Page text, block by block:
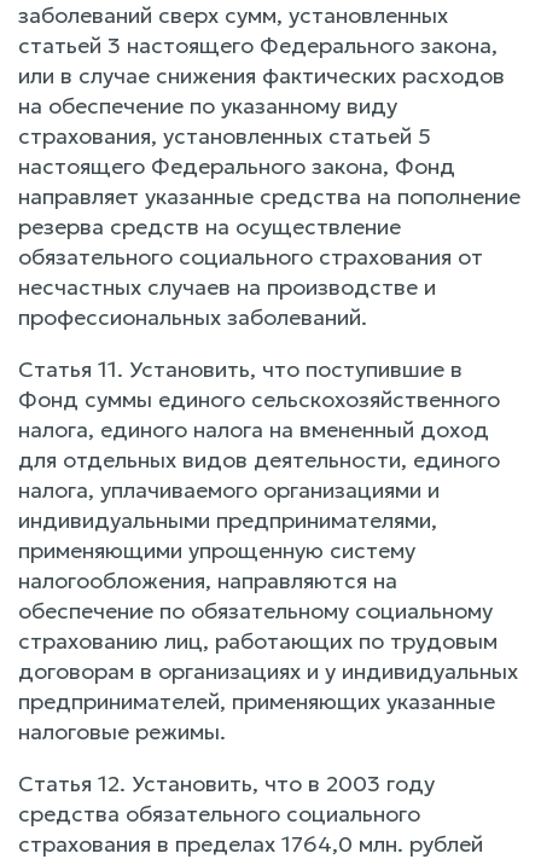
заболеваний сверх сумм, установленных
статьей 3 настоящего Федерального закона,
или в случае снижения фактических расходов
на обеспечение по указанному виду
страхования, установленных статьей 5
настоящего Федерального закона, Фонд
направляет указанные средства на пополнение
резерва средств на осуществление
обязательного социального страхования от
несчастных случаев на производстве и
профессиональных заболеваний.
Статья 11. Установить, что поступившие в
Фонд суммы единого сельскохозяйственного
налога, единого налога на вмененный доход
для отдельных видов деятельности, единого
налога, уплачиваемого организациями и
индивидуальными предпринимателями,
применяющими упрощенную систему
налогообложения, направляются на
обеспечение по обязательному социальному
страхованию лиц, работающих по трудовым
договорам в организациях и у индивидуальных
предпринимателей, применяющих указанные
налоговые режимы.
Статья 12. Установить, что в 2003 году
средства обязательного социального
страхования в пределах 1764,0 млн. рублей